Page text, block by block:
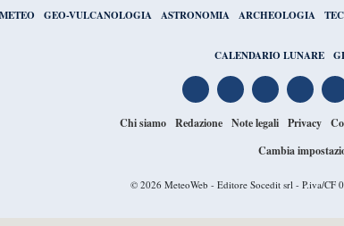
METEO GEO-VULCANOLOGIA ASTRONOMIA ARCHEOLOGIA
CALENDARIO LUNARE
Chi siamo Redazione Note legali Privacy
Cambia
© 2026 MeteoWeb - Editore Socedit srl - P.iva/CF